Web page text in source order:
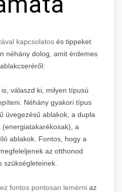
kapcsolatosés tippeket
néhány dolog, amit érdemes
válaszd ki, milyen típusú
Néhány gyakori típus
üvegezésű ablakok, a dupla
(energiatakarékosak), a
ablakok. Fontos, hogy a
az otthonod
szükségleteinek.
fontos pontosan lemérniaz